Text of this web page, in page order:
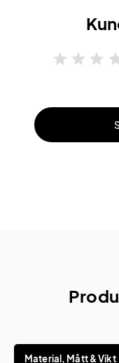
star star star
Material, Mått & Vikt